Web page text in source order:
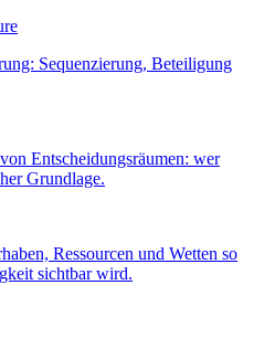
Sequenzierung, Beteiligung
Entscheidungsräumen: wer
Grundlage.
Ressourcen und Wetten so
sichtbar wird.